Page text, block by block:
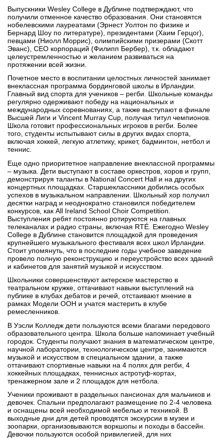
Выпускники Wesley College в Дублине подтверждают, что
получили отменное качество образования. Они становятся
нобелевскими лауреатами (Эрнест Уолтон по физике и
Бернард Шоу по литературе), президентами (Хаим Герцог),
певцами (Ниолл Моррис), олимпийскими призерами (Скотт
Эванс), CEO корпораций (Филипп Бербер), т.к. обладают
целеустремленностью и желанием развиваться на
протяжении всей жизни.
Почетное место в воспитании целостных личностей занимает
внеклассная программа бординговой школы в Ирландии.
Главный вид спорта для учеников – регби. Школьные команды
регулярно одерживают победу на национальных и
международных соревнованиях, а также выступают в финале
Высшей Лиги и Vincent Murray Cup, получая титул чемпионов.
Школа готовит профессиональных игроков в регби. Более
того, студенты испытывают силы в других видах спорта,
включая хоккей, легкую атлетику, крикет, бадминтон, нетбол и
теннис.
Еще одно приоритетное направление внеклассной программы
– музыка. Дети выступают в составе оркестров, хоров и групп,
демонстрируя таланты в National Concert Hall и на других
концертных площадках. Старшеклассники добились особых
успехов в музыкальном направлении. Школьный хор получил
десятки наград и неоднократно становился победителем
конкурсов, как All Ireland School Choir Competition.
Выступления ребят постоянно ротируются на главных
телеканалах и радио страны, включая RTÉ. Ежегодно Wesley
College в Дублине становится площадкой для проведения
крупнейшего музыкального фестиваля всех школ Ирландии.
Стоит упомянуть, что в последние годы учебное заведение
провело полную реконструкцию и переустройство всех зданий
и кабинетов для занятий музыкой и искусством.
Школьники совершенствуют актерское мастерство в
театральном кружке, оттачивают навыки выступлений на
публике в клубах дебатов и речей, отстаивают мнение в
рамках Модели ООН и учатся мастерить в клубе
ремесленников.
В Уэсли Колледж дети пользуются всеми благами передового
образовательного центра. Школа больше напоминает учебный
городок. Студенты получают знания в математическом центре,
научной лаборатории, технологическом центре, занимаются
музыкой и искусством в специальном здании, а также
оттачивают спортивные навыки на 4 полях для регби, 4
хоккейных площадках, теннисных астротуф-кортах,
тренажерном зале и 2 площадок для нетбола.
Ученики проживают в раздельных пансионах для мальчиков и
девочек. Спальни предполагают размещение по 2-4 человека
и оснащены всей необходимой мебелью и техникой. В
выходные дни для детей проводятся экскурсии в музеи и
зоопарки, организовываются воркшопы и походы в бассейн.
Девочки пользуются особой привилегией, для них